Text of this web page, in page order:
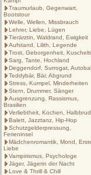
Traumurlaub, Gegenwart,
Bootstour
Welle, Wellen, Missbrauch
Lehrer, Liebe, Lügen
Tierärztin, Waldrand, Ewigkeit
Aufstand, Lilith, Legende
Trost, Geborgenheit,
Sarg, Tante, Hochland
Deggendorf, Surrogat,
Teddybär, Bär, Abgrund
Stress, Kumpel, Minderheiten
Stern, Drummer, Sänger
Ausgrenzung, Rassismus,
Brasilien
Verliebtheit, Kochen,
Balett, Jazztanz, Hip-Hop
Schutzgelderpressung,
Ferieninsel
Mädchenromantik, Mond,
Liebe
Vampirismus, Psychologe
Jäger, Jägerin der Nacht
Love & Thrill & Chill